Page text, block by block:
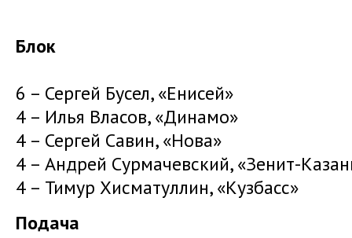
Блок
6 – Сергей Бусел, «Енисей»
4 – Илья Власов, «Динамо»
4 – Сергей Савин, «Нова»
4 – Андрей Сурмачевский, «Зенит-
4 – Тимур Хисматуллин, «Кузбасс»
Подача